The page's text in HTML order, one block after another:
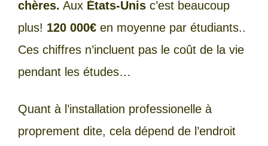
chères. Aux États-Unis c’est beaucoup
plus! 120 000€ en moyenne par étudiants..
Ces chiffres n’incluent pas le coût de la vie
pendant les études…
Quant à l’installation professionelle à
proprement dite, cela dépend de l’endroit